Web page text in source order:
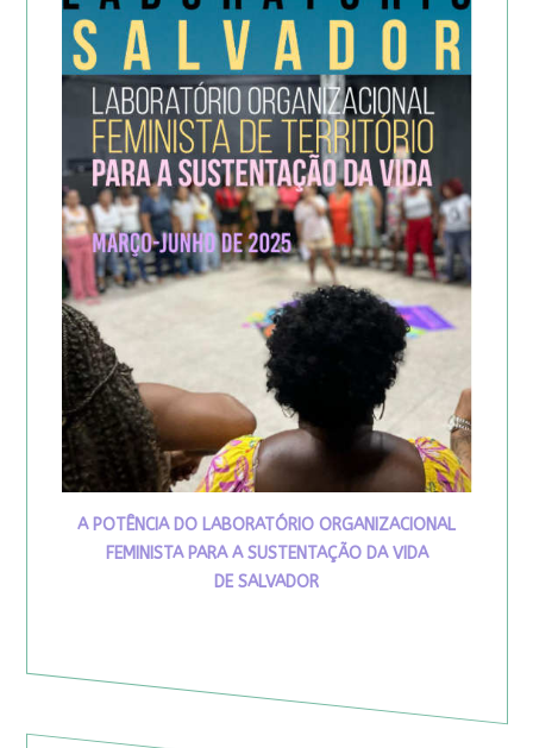
A POTÊNCIA DO LABORATÓRIO ORGANIZACIONAL
FEMINISTA PARA A SUSTENTAÇÃO DA VIDA
DE SALVADOR